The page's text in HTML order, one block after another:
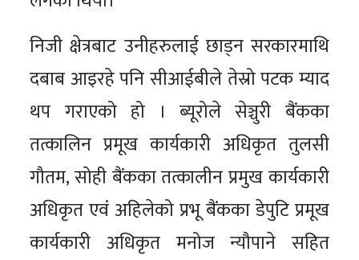
निजी क्षेत्रबाट उनीहरुलाई छाड्न सरकारमाथि
दबाब आइरहे पनि सीआईबीले तेस्रो पटक म्याद
थप गराएको हो । ब्यूरोले सेञ्चुरी बैंकका
तत्कालिन प्रमूख कार्यकारी अधिकृत तुलसी
गौतम, सोही बैंकका तत्कालीन प्रमुख कार्यकारी
अधिकृत एवं अहिलेको प्रभू बैंकका डेपुटि प्रमूख
कार्यकारी अधिकृत मनोज न्यौपाने सहित